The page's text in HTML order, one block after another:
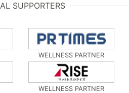
SUPPORTERS
WELLNESS PARTNER
WELLNESS PARTNER